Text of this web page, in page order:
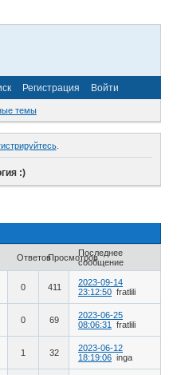
Регистрация Войти
темы
.
:)
ОтветовПросмотровПоследнее
сообщение
0 411
2023-09-14
23:12:50 fratlili
0 69
2023-06-25
08:06:31
fratlili
1 32
2023-06-12
18:19:06 inga